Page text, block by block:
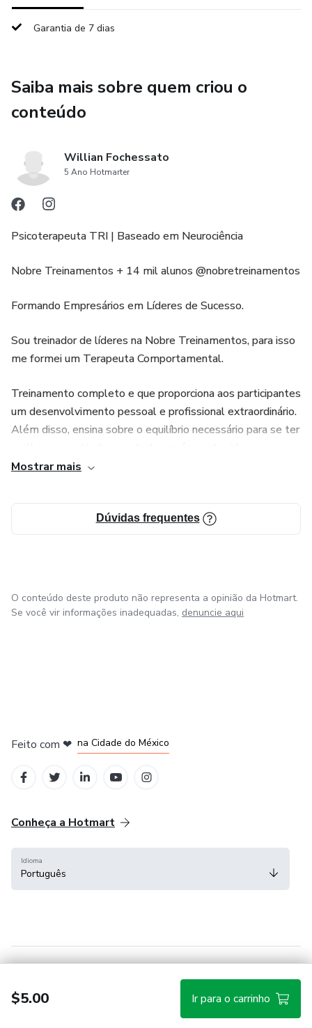
Garantia de 7 dias
Saiba mais sobre quem criou o
conteúdo
Willian Fochessato
5 Ano Hotmarter
Psicoterapeuta TRI | Baseado em Neurociência
Nobre Treinamentos + 14 mil alunos @nobretreinamentos
Formando Empresários em Líderes de Sucesso.
Sou treinador de líderes na Nobre Treinamentos, para isso
me formei um Terapeuta Comportamental.
Treinamento completo e que proporciona aos participantes
um desenvolvimento pessoal e profissional extraordinário.
Além disso, ensina sobre o equilíbrio necessário para se ter
e poder de oratória é o que faz a diferença entre aqueles
que têm sucesso e aqueles que correm atrás dele a vida
toda.
que querem um papel de protagonistas em suas histórias.
Mostrar mais
Dúvidas frequentes
$5.00 Ir para o carrinho
O conteúdo deste produto não representa a opinião da Hotmart.
Se você vir informações inadequadas, denuncie aqui
Feito com ❤ na Cidade do México
Conheça a Hotmart
Idioma
Português
Hotmart — 2011-2026 © Todos os direitos reservados.